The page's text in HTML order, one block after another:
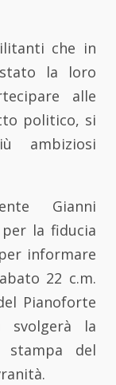
che in
la loro
alle
politico, si
ambiziosi
Gianni
per la fiducia
informare
22 c.m.
Pianoforte
svolgerà la
stampa del